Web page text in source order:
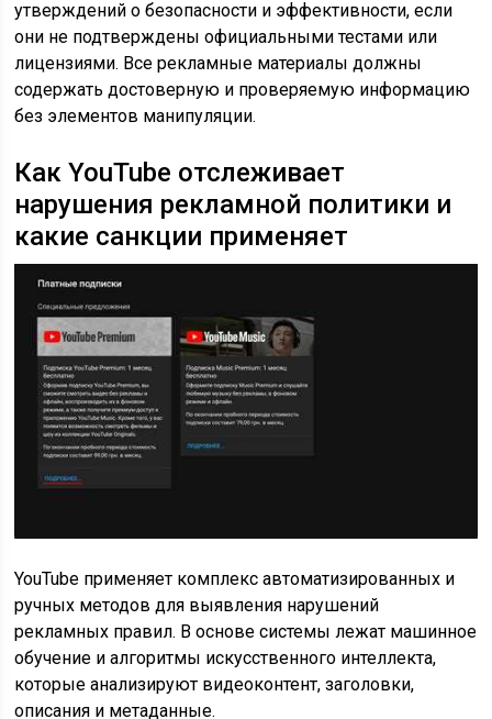
утверждений о безопасности и эффективности, если
они не подтверждены официальными тестами или
лицензиями. Все рекламные материалы должны
содержать достоверную и проверяемую информацию
без элементов манипуляции.
Как YouTube отслеживает
нарушения рекламной политики и
какие санкции применяет
YouTube применяет комплекс автоматизированных и
ручных методов для выявления нарушений
рекламных правил. В основе системы лежат машинное
обучение и алгоритмы искусственного интеллекта,
которые анализируют видеоконтент, заголовки,
описания и метаданные.